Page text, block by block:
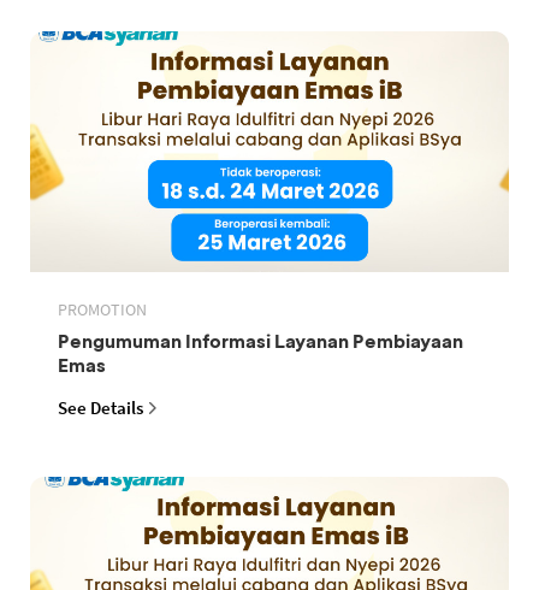
PROMOTION
Pengumuman Informasi Layanan Pembiayaan
Emas
See Details